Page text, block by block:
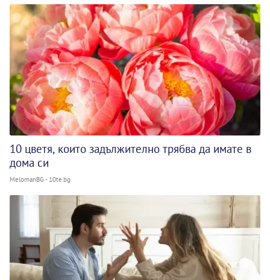
10 цветя, които задължително трябва да имате в
дома си
MelomanBG - 10te.bg